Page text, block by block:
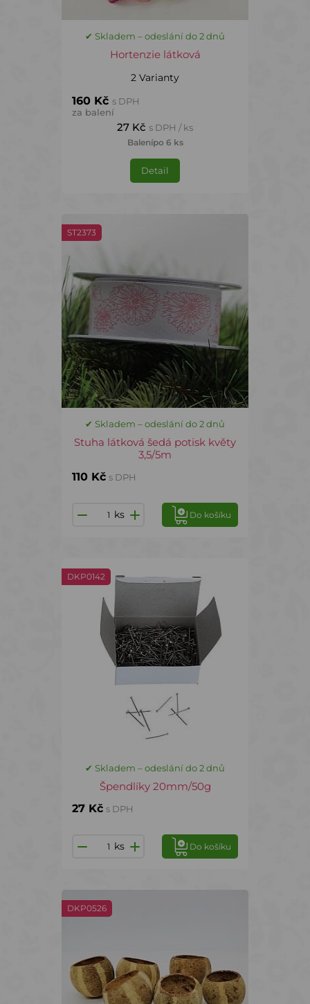
✔ Skladem – odeslání do 2 dnů
Hortenzie látková
2 Varianty
160 Kč s DPH
za balení
27 Kč s DPH / ks
Balenípo 6 ks
Detail
ST2373
✔ Skladem – odeslání do 2 dnů
Stuha látková šedá potisk květy
3,5/5m
110 Kč s DPH
ks Do košíku
DKP0142
✔ Skladem – odeslání do 2 dnů
Špendlíky 20mm/50g
27 Kč s DPH
ks Do košíku
DKP0526